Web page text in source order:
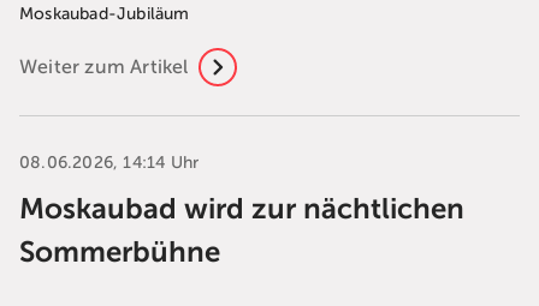
Moskaubad-Jubiläum
Weiter zum Artikel
08.06.2026, 14:14 Uhr
Moskaubad wird zur nächtlichen
Sommerbühne